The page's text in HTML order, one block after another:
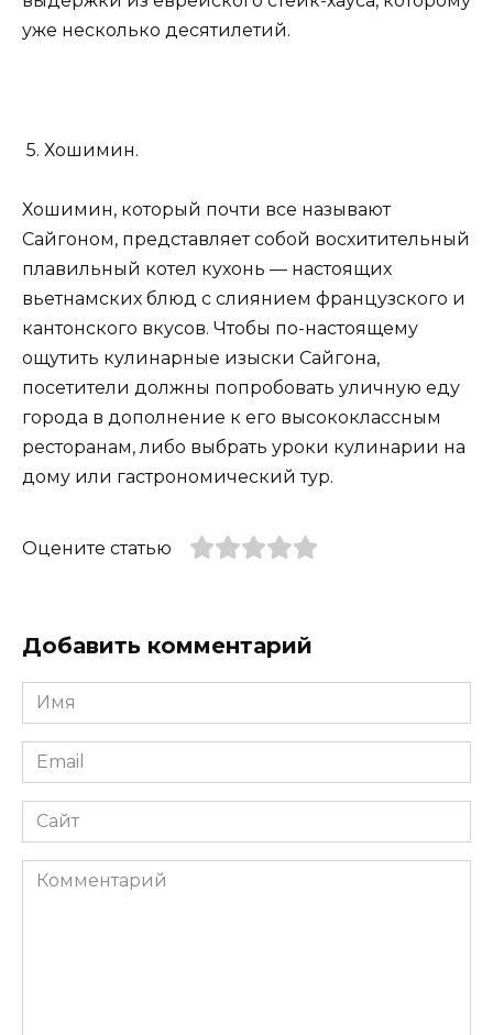
уже несколько десятилетий.
5. Хошимин.
Хошимин, который почти все называют
Сайгоном, представляет собой восхитительный
плавильный котел кухонь — настоящих
вьетнамских блюд с слиянием французского и
кантонского вкусов. Чтобы по-настоящему
ощутить кулинарные изыски Сайгона,
посетители должны попробовать уличную еду
города в дополнение к его высококлассным
ресторанам, либо выбрать уроки кулинарии на
дому или гастрономический тур.
Оцените статью
Добавить комментарий
Имя
*
Email
*
Сайт
Комментарий